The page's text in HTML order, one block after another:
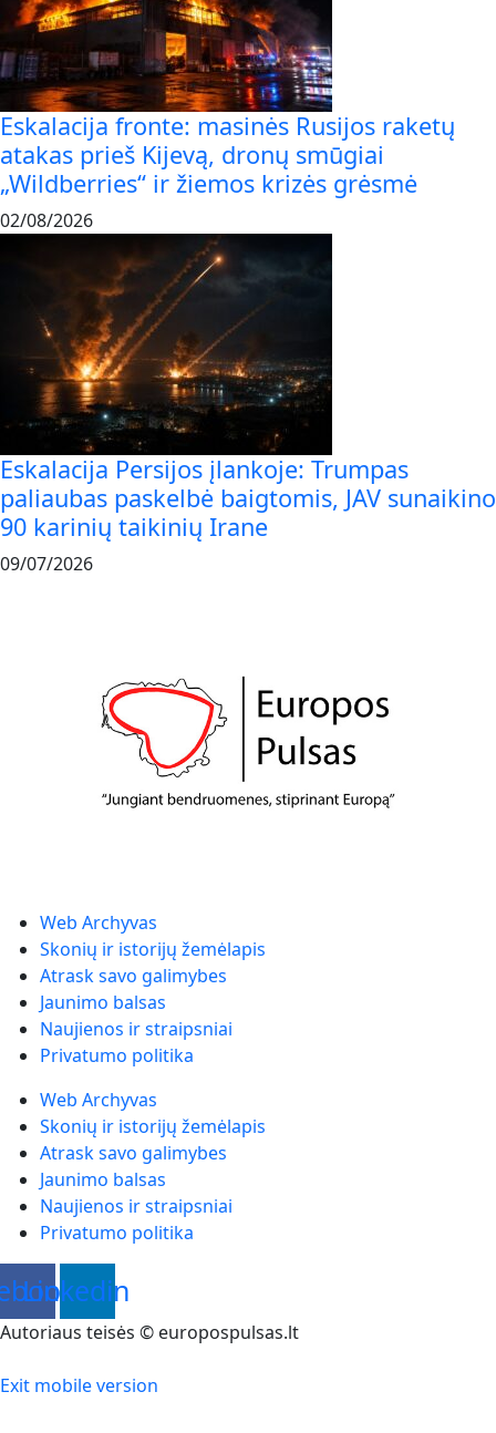
Eskalacija fronte: masinės Rusijos raketų
atakas prieš Kijevą, dronų smūgiai
„Wildberries“ ir žiemos krizės grėsmė
02/08/2026
Eskalacija Persijos įlankoje: Trumpas
paliaubas paskelbė baigtomis, JAV sunaikino
90 karinių taikinių Irane
09/07/2026
Web Archyvas
Skonių ir istorijų žemėlapis
Atrask savo galimybes
Jaunimo balsas
Naujienos ir straipsniai
Privatumo politika
Web Archyvas
Skonių ir istorijų žemėlapis
Atrask savo galimybes
Jaunimo balsas
Naujienos ir straipsniai
Privatumo politika
Linkedin
Autoriaus teisės © europospulsas.lt
Exit mobile version